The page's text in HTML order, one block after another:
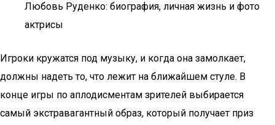
Любовь Руденко: биография, личная жизнь и фото
актрисы
Игроки кружатся под музыку, и когда она замолкает,
должны надеть то, что лежит на ближайшем стуле. В
конце игры по аплодисментам зрителей выбирается
самый экстравагантный образ, который получает приз